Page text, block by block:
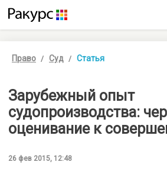
Право Суд Статья
Зарубежный опыт
судопроизводства:
оценивание к
26 фев 2015, 12:48